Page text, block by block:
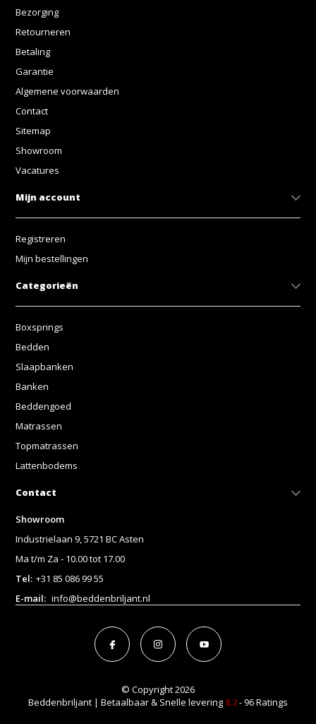
Bezorging
Retourneren
Betaling
Garantie
Algemene voorwaarden
Contact
Sitemap
Showroom
Vacatures
Mijn account
Registreren
Mijn bestellingen
Categorieën
Boxsprings
Bedden
Slaapbanken
Banken
Beddengoed
Matrassen
Topmatrassen
Lattenbodems
Contact
Showroom
Industrielaan 9, 5721 BC Asten
Ma t/m Za - 10.00 tot 17.00
Tel: +31 85 086 99 55
E-mail: info@beddenbriljant.nl
© Copyright 2026
Beddenbriljant | Betaalbaar & Snelle levering 8.2- 96 Ratings